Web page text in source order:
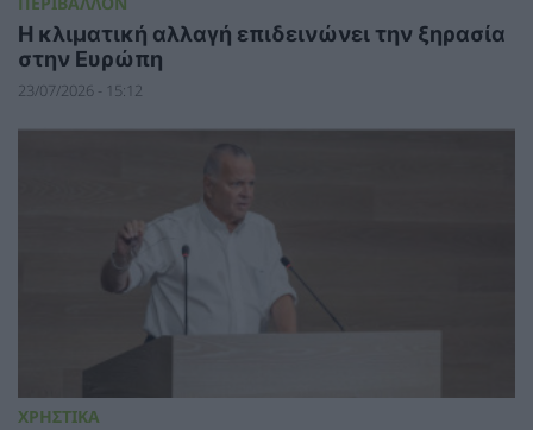
Η κλιματική αλλαγή επιδεινώνει την ξηρασία
στην Ευρώπη
23/07/2026 - 15:12
ΧΡΗΣΤΙΚΑ